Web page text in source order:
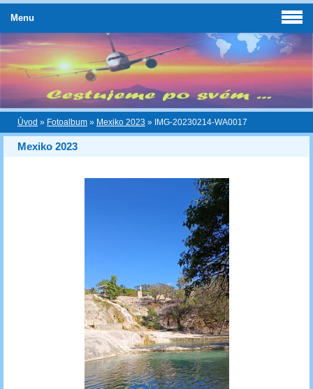
Úvod » Fotoalbum » Mexiko 2023 » IMG-20230214-WA0017
Mexiko 2023
Menu